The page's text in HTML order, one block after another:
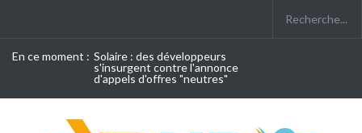
En ce moment : Solaire : des développeurs
s'insurgent contre l'annonce
d'appels d'offres "neutres"